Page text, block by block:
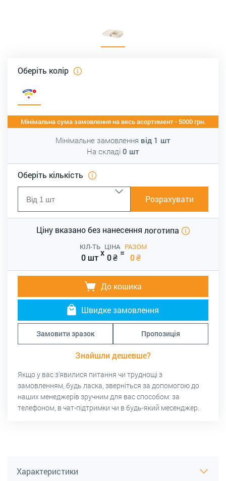
Оберіть колір
Мінімальна сума замовлення на весь асортимент - 5000 грн.
Мінімальне замовлення від 1 шт
На складі 0 шт
Оберіть кількість
Розрахувати
Ціну вказано без нанесення логотипа
КІЛ-ТЬ
0 штx
ЦІНА
0₴ =
РАЗОМ
0₴
До кошика
Швидке замовлення
Замовити зразок Пропозиція
Знайшли дешевше?
Якщо у вас з’явилися питання чи труднощі з
замовленням, будь ласка, зверніться за допомогою до
наших менеджерів зручним для вас способом: за
телефоном, в чат-підтримки чи в будь-який месенджер.
Характеристики